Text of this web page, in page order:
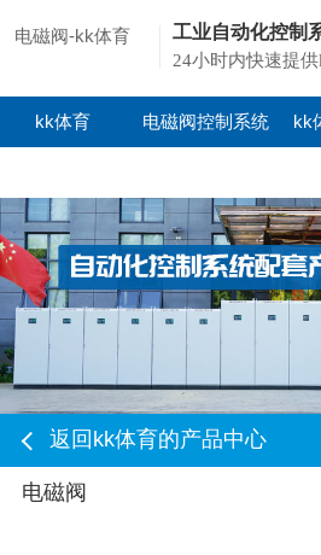
电磁阀-kk体育 工业自动化控制
24小时内快速提
kk体育 电磁阀控制系统 kk
返回kk体育的产品中心
电磁阀